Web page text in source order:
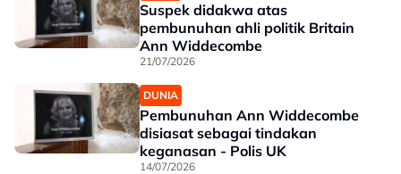
Suspek didakwa atas
pembunuhan ahli politik Britain
Ann Widdecombe
21/07/2026
DUNIA
Pembunuhan Ann Widdecombe
disiasat sebagai tindakan
keganasan - Polis UK
14/07/2026